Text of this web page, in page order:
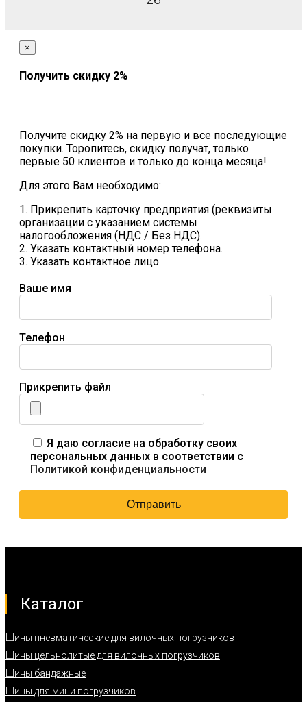
×
Получить скидку 2%
Получите скидку 2% на первую и все последующие
покупки. Торопитесь, скидку получат, только
первые 50 клиентов и только до конца месяца!
Для этого Вам необходимо:
1. Прикрепить карточку предприятия (реквизиты
организации с указанием системы
налогообложения (НДС / Без НДС).
2. Указать контактный номер телефона.
3. Указать контактное лицо.
Ваше имя
Телефон
Прикрепить файл
Я даю согласие на обработку своих
персональных данных в соответствии с
Политикой конфиденциальности
Каталог
Шины пневматические для вилочных погрузчиков
Шины цельнолитые для вилочных погрузчиков
Шины бандажные
Шины для мини погрузчиков